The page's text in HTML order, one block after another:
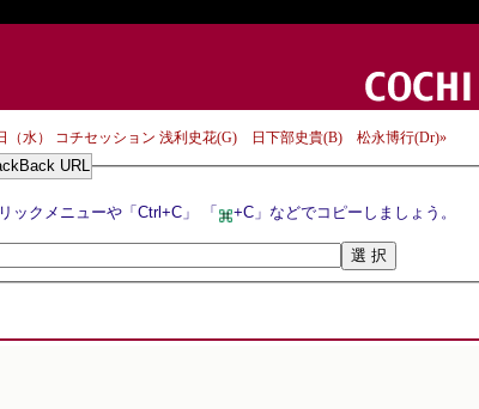
（水） コチセッション 浅利史花(G) 日下部史貴(B) 松永博行(Dr)»
URL
選択ボタンを押すとトラックバックURLが選択されるので，マウスの右クリックメニューや「Ctrl+C」 「 +C」などでコピーしましょう。